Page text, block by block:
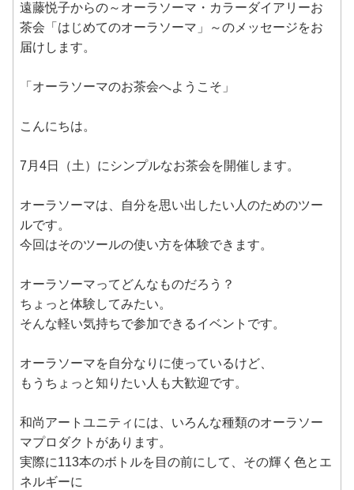
遠藤悦子からの～オーラソーマ・カラーダイアリーお
茶会「はじめてのオーラソーマ」～のメッセージをお
届けします。
「オーラソーマのお茶会へようこそ」
こんにちは。
7月4日（土）にシンプルなお茶会を開催します。
オーラソーマは、自分を思い出したい人のためのツー
ルです。
今回はそのツールの使い方を体験できます。
オーラソーマってどんなものだろう？
ちょっと体験してみたい。
そんな軽い気持ちで参加できるイベントです。
オーラソーマを自分なりに使っているけど、
もうちょっと知りたい人も大歓迎です。
和尚アートユニティには、いろんな種類のオーラソー
マプロダクトがあります。
実際に113本のボトルを目の前にして、その輝く色とエ
ネルギーに